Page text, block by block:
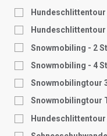
Hundeschlittentour
Snowmobiling - 2
Snowmobiling - 4
Snowmobilingtour
Snowmobilingtour